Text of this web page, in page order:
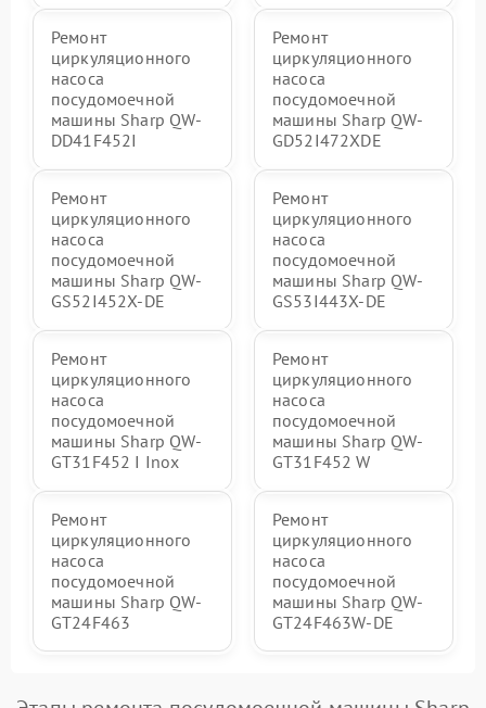
Ремонт
циркуляционного
насоса
посудомоечной
машины Sharp QW-
DD41F452I
Ремонт
циркуляционного
насоса
посудомоечной
машины Sharp QW-
GD52I472XDE
Ремонт
циркуляционного
насоса
посудомоечной
машины Sharp QW-
GS52I452X-DE
Ремонт
циркуляционного
насоса
посудомоечной
машины Sharp QW-
GS53I443X-DE
Ремонт
циркуляционного
насоса
посудомоечной
машины Sharp QW-
GT31F452 I Inox
Ремонт
циркуляционного
насоса
посудомоечной
машины Sharp QW-
GT31F452 W
Ремонт
циркуляционного
насоса
посудомоечной
машины Sharp QW-
GT24F463
Ремонт
циркуляционного
насоса
посудомоечной
машины Sharp QW-
GT24F463W-DE